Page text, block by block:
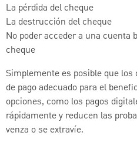
La pérdida del cheque
La destrucción del cheque
No poder acceder a una cuenta
cheque
Simplemente es posible que
de pago adecuado para el
opciones, como los pagos
rápidamente y reducen las
venza o se extravíe.